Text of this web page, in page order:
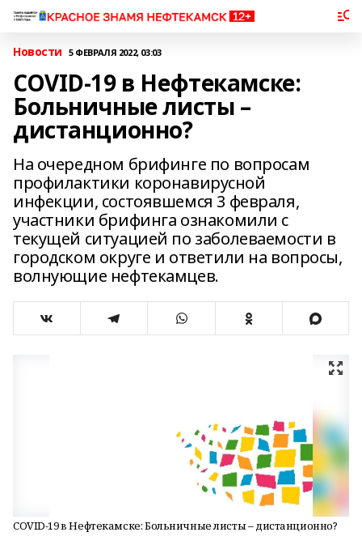
Новости 5 ФЕВРАЛЯ 2022, 03:03
COVID-19 в Нефтекамске:
Больничные листы –
дистанционно?
На очередном брифинге по вопросам
профилактики коронавирусной
инфекции, состоявшемся 3 февраля,
участники брифинга ознакомили с
текущей ситуацией по заболеваемости в
городском округе и ответили на вопросы,
волнующие нефтекамцев.
COVID-19 в Нефтекамске: Больничные листы – дистанционно?